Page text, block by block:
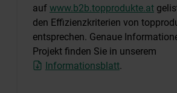
auf www.b2b.topprodukte.at
den Effizienzkriterien von
entsprechen. Genaue
Projekt finden Sie in unserem
Informationsblatt.